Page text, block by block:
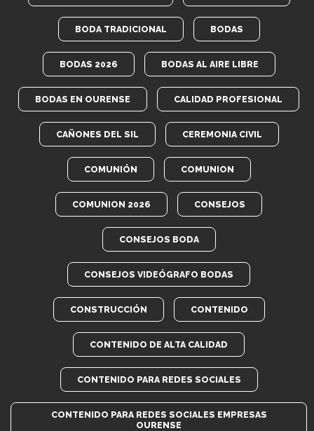
BODA TRADICIONAL BODAS
BODAS 2026 BODAS AL AIRE LIBRE
BODAS EN OURENSE CALIDAD PROFESIONAL
CAÑONES DEL SIL CEREMONIA CIVIL
COMUNIÓN COMUNION
COMUNION 2026 CONSEJOS
CONSEJOS BODA
CONSEJOS VIDEÓGRAFO BODAS
CONSTRUCCIÓN CONTENIDO
CONTENIDO DE ALTA CALIDAD
CONTENIDO PARA REDES SOCIALES
CONTENIDO PARA REDES SOCIALES EMPRESAS
OURENSE